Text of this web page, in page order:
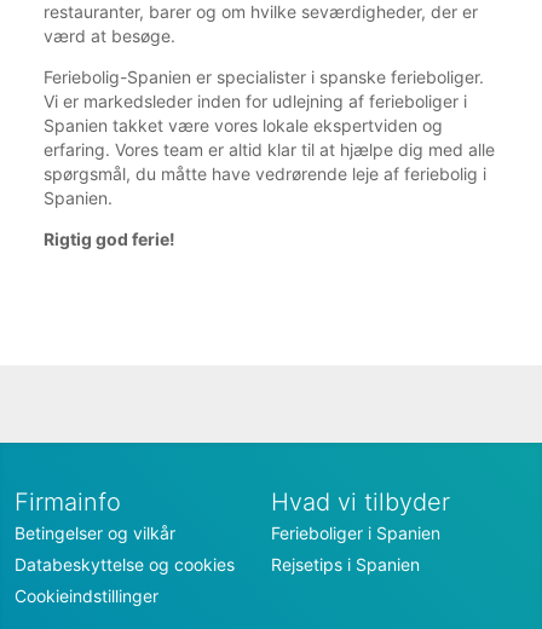
restauranter, barer og om hvilke seværdigheder, der er
værd at besøge.
Feriebolig-Spanien er specialister i spanske ferieboliger.
Vi er markedsleder inden for udlejning af ferieboliger i
Spanien takket være vores lokale ekspertviden og
erfaring. Vores team er altid klar til at hjælpe dig med alle
spørgsmål, du måtte have vedrørende leje af feriebolig i
Spanien.
Rigtig god ferie!
Firmainfo
Betingelser og vilkår
Databeskyttelse og cookies
Cookieindstillinger
Hvad vi tilbyder
Ferieboliger i Spanien
Rejsetips i Spanien